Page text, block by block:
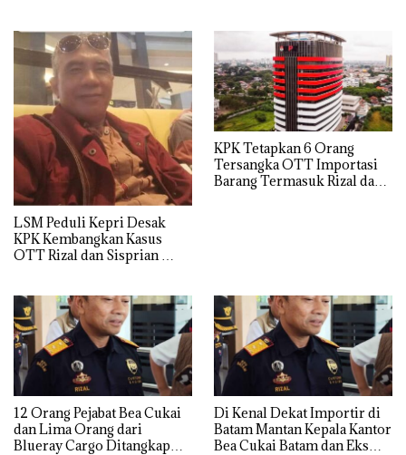
LSM Peduli Kepri Desak
KPK Kembangkan Kasus
OTT Rizal dan Sisprian
KPK Tetapkan 6 Orang
Tersangka OTT Importasi
Barang Termasuk Rizal dan
12 Orang Pejabat Bea Cukai
dan Lima Orang dari
Blueray Cargo Ditangkap
Di Kenal Dekat Importir di
Batam Mantan Kepala Kantor
Bea Cukai Batam dan Eks